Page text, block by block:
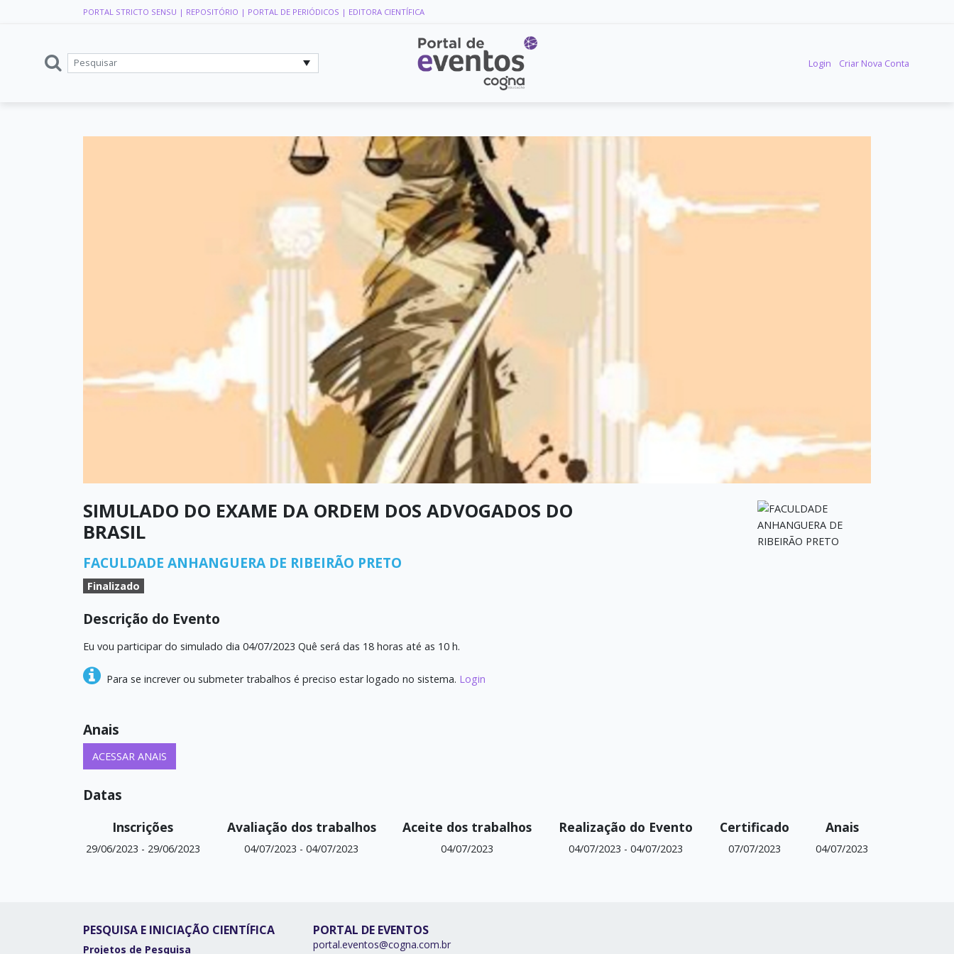
PORTAL STRICTO SENSU | REPOSITÓRIO | PORTAL DE PERIÓDICOS | EDITORA CIENTÍFICA
Login Criar Nova Conta
SIMULADO DO EXAME DA ORDEM DOS ADVOGADOS DO
BRASIL
FACULDADE ANHANGUERA DE RIBEIRÃO PRETO
Finalizado
Descrição do Evento
Eu vou participar do simulado dia 04/07/2023 Quê será das 18 horas até as 10 h.
Para se increver ou submeter trabalhos é preciso estar logado no sistema. Login
Anais
ACESSAR ANAIS
Datas
Inscrições
29/06/2023 - 29/06/2023
Avaliação dos trabalhos
04/07/2023 - 04/07/2023
Aceite dos trabalhos
04/07/2023
Realização do Evento
04/07/2023 - 04/07/2023
Certificado
07/07/2023
Anais
04/07/2023
PESQUISA E INICIAÇÃO CIENTÍFICA
Projetos de Pesquisa
PORTAL DE EVENTOS
portal.eventos@cogna.com.br